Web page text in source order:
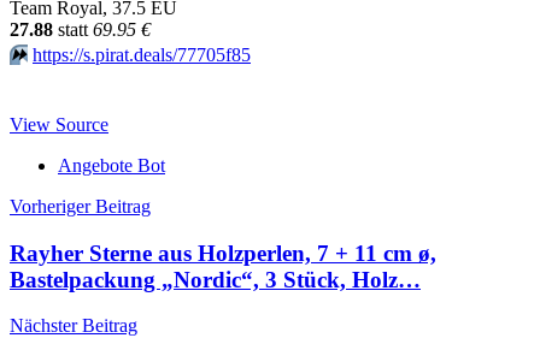
Team Royal, 37.5 EU
27.88 statt 69.95 €
⏩️ https://s.pirat.deals/77705f85
View Source
Angebote Bot
Beitragsnavigation
Vorheriger Beitrag
Rayher Sterne aus Holzperlen, 7 + 11 cm ø,
Bastelpackung „Nordic“, 3 Stück, Holz…
Nächster Beitrag